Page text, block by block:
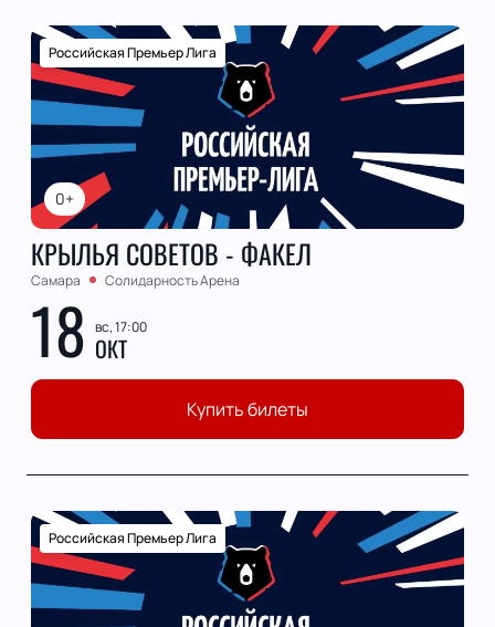
0+
Российская Премьер Лига
КРЫЛЬЯ СОВЕТОВ - ФАКЕЛ
Самара Солидарность Арена
18 вс, 17:00
ОКТ
Купить билеты
Российская Премьер Лига